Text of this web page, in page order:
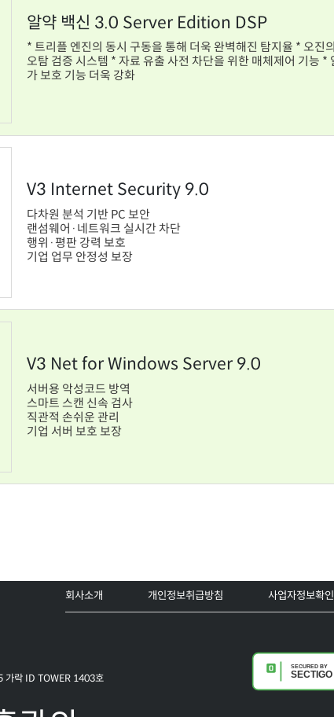
알약 백신 3.0 Server Edition DSP
* 트리플 엔진의 동시 구동을 통해 더욱 완벽해진 탐지율 * 오진의 위험을 최소화하기 위한
오탐 검증 시스템 * 자료 유출 사전 차단을 위한 매체제어 기능 * 알약 스스로를 보호하는 자
가 보호 기능 더욱 강화
V3 Internet Security 9.0
다차원 분석 기반 PC 보안
랜섬웨어·네트워크 실시간 차단
행위·평판 강력 보호
기업 업무 안정성 보장
V3 Net for Windows Server 9.0
서버용 악성코드 방역
스마트 스캔 신속 검사
직관적 손쉬운 관리
기업 서버 보호 보장
회사소개 개인정보취급방침 사업자정보확인
가락 ID TOWER 1403호